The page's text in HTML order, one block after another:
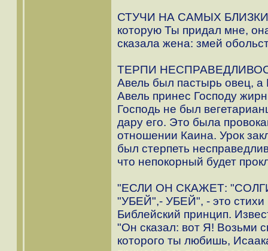
СТУЧИ НА САМЫХ
которую Ты придал мне,
сказала жена: змей
ТЕРПИ
Авель был пастырь овец, а
Авель принес Господу
Господь не был
дару его. Это была
отношении Каина. Урок
был стерпеть
что непокорный будет
"ЕСЛИ ОН СКАЖЕТ:
"УБЕЙ",- УБЕЙ", - это стихи
Библейский принцип.
"Он сказал: вот Я! Возьми
которого ты любишь,